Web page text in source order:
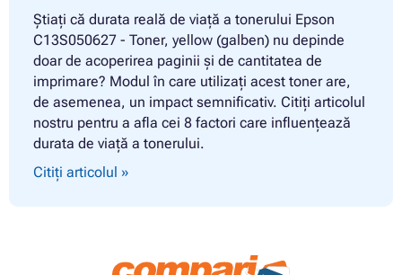
Știați că durata reală de viață a tonerului Epson
C13S050627 - Toner, yellow (galben) nu depinde
doar de acoperirea paginii și de cantitatea de
imprimare? Modul în care utilizați acest toner are,
de asemenea, un impact semnificativ. Citiți articolul
nostru pentru a afla cei 8 factori care influențează
durata de viață a tonerului.
Citiți articolul »